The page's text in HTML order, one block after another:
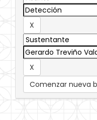
Comenzar nueva